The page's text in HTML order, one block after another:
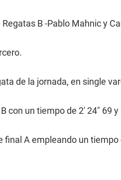
B -Pablo Mahnic y
de la jornada, en single
con un tiempo de 2' 24" 69
A empleando un tiempo